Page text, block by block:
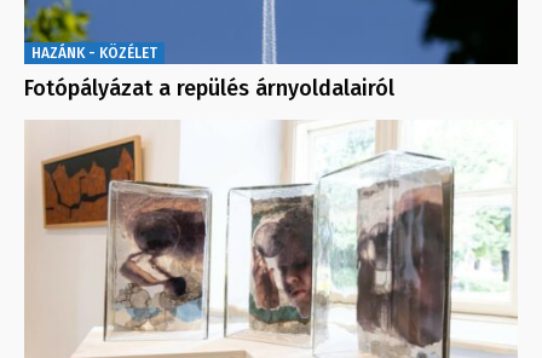
HAZÁNK - KÖZÉLET
Fotópályázat a repülés árnyoldalairól